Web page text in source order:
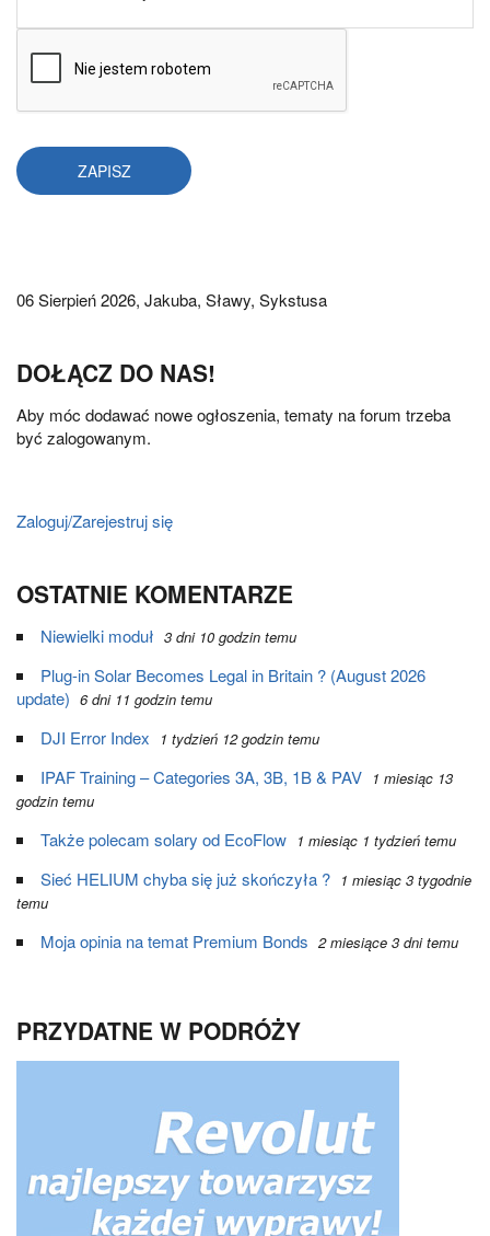
06 Sierpień 2026, Jakuba, Sławy, Sykstusa
DOŁĄCZ DO NAS!
Aby móc dodawać nowe ogłoszenia, tematy na forum trzeba
być zalogowanym.
Zaloguj/Zarejestruj się
OSTATNIE KOMENTARZE
Niewielki moduł 3 dni 10 godzin temu
Plug-in Solar Becomes Legal in Britain ? (August 2026
update) 6 dni 11 godzin temu
DJI Error Index 1 tydzień 12 godzin temu
IPAF Training – Categories 3A, 3B, 1B & PAV 1 miesiąc 13
godzin temu
Także polecam solary od EcoFlow 1 miesiąc 1 tydzień temu
Sieć HELIUM chyba się już skończyła ? 1 miesiąc 3 tygodnie
temu
Moja opinia na temat Premium Bonds 2 miesiące 3 dni temu
PRZYDATNE W PODRÓŻY